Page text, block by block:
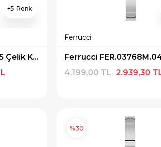
5
Ferrucci FER.03768M.05 Çelik Kordon Kadın Kol Saati
Ferrucci
2.939,30
4.199,00 TL
%30